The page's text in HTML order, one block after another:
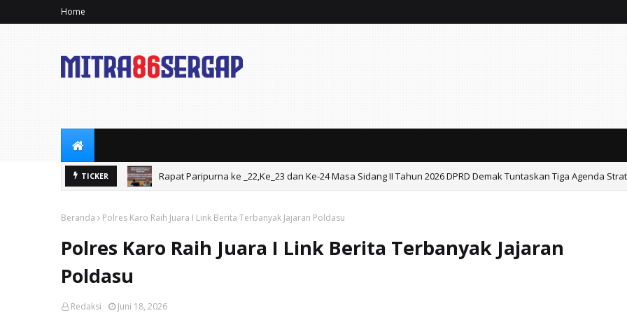
Home
TICKER
Rapat Paripurna ke _22,Ke_23 dan Ke-24 Masa Sidang II Tahun 2026 DPRD Demak Tuntaskan Tiga Agenda
Rapat Paripurna DPRD ke-21 Masa Sidang II Tahun 2026 .
Beranda Polres Karo Raih Juara I Link Berita Terbanyak Jajaran Poldasu
Polres Karo Raih Juara I Link Berita Terbanyak Jajaran
Poldasu
Redaksi Juni 18, 2026